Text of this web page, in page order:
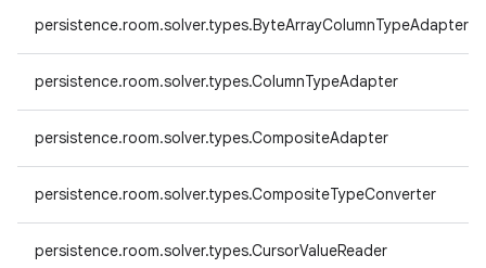
persistence.room.solver.types.ByteArrayColumnTypeAdapter
persistence.room.solver.types.ColumnTypeAdapter
persistence.room.solver.types.CompositeAdapter
persistence.room.solver.types.CompositeTypeConverter
persistence.room.solver.types.CursorValueReader